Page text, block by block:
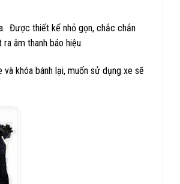
Được thiết kế nhỏ gọn, chắc chắn
âm thanh báo hiệu.
khóa bánh lại, muốn sử dụng xe sẽ